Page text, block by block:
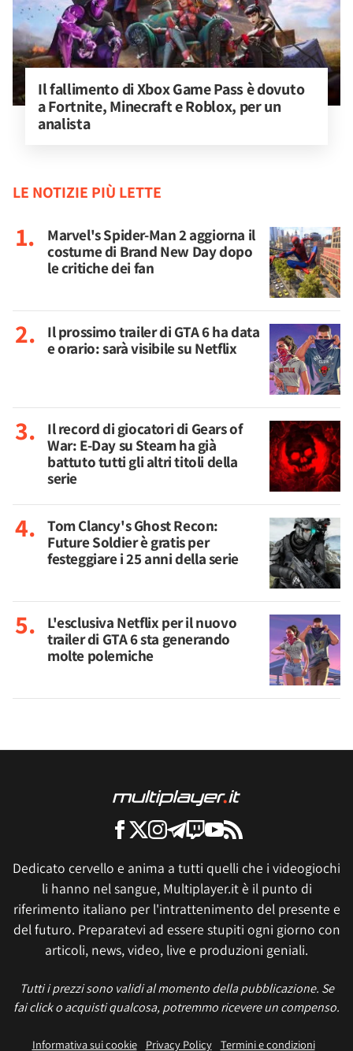
Il fallimento di Xbox Game Pass è dovuto
a Fortnite, Minecraft e Roblox, per un
analista
LE NOTIZIE PIÙ LETTE
Marvel's Spider-Man 2 aggiorna il
costume di Brand New Day dopo
le critiche dei fan
Il prossimo trailer di GTA 6 ha data
e orario: sarà visibile su Netflix
Il record di giocatori di Gears of
War: E-Day su Steam ha già
battuto tutti gli altri titoli della
serie
Tom Clancy's Ghost Recon:
Future Soldier è gratis per
festeggiare i 25 anni della serie
L'esclusiva Netflix per il nuovo
trailer di GTA 6 sta generando
molte polemiche
Dedicato cervello e anima a tutti quelli che i videogiochi
li hanno nel sangue, Multiplayer.it è il punto di
riferimento italiano per l'intrattenimento del presente e
del futuro. Preparatevi ad essere stupiti ogni giorno con
articoli, news, video, live e produzioni geniali.
Tutti i prezzi sono validi al momento della pubblicazione. Se
fai click o acquisti qualcosa, potremmo ricevere un compenso.
Informativa sui cookie Privacy Policy Termini e condizioni